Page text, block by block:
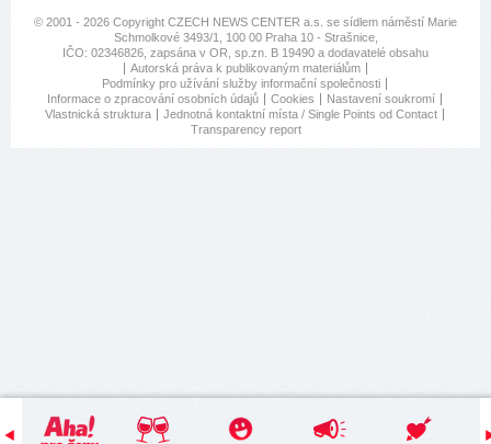
© 2001 - 2026 Copyright CZECH NEWS CENTER a.s. se sídlem náměstí Marie
Schmolkové 3493/1, 100 00 Praha 10 - Strašnice,
IČO: 02346826, zapsána v OR, sp.zn. B 19490 a dodavatelé obsahu
Autorská práva k publikovaným materiálům
Podmínky pro užívání služby informační společnosti
Informace o zpracování osobních údajů
Cookies
Nastavení soukromí
Vlastnická struktura
Jednotná kontaktní místa / Single Points od Contact
Transparency report